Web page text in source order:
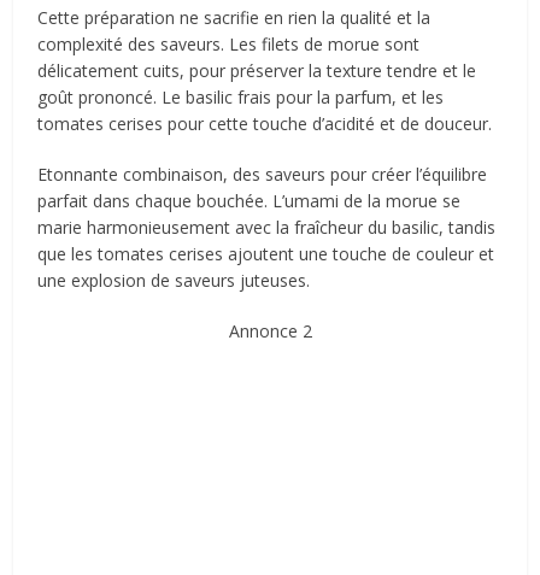
Cette préparation ne sacrifie en rien la qualité et la
complexité des saveurs. Les filets de morue sont
délicatement cuits, pour préserver la texture tendre et le
goût prononcé. Le basilic frais pour la parfum, et les
tomates cerises pour cette touche d’acidité et de douceur.
Etonnante combinaison, des saveurs pour créer l’équilibre
parfait dans chaque bouchée. L’umami de la morue se
marie harmonieusement avec la fraîcheur du basilic, tandis
que les tomates cerises ajoutent une touche de couleur et
une explosion de saveurs juteuses.
Annonce 2